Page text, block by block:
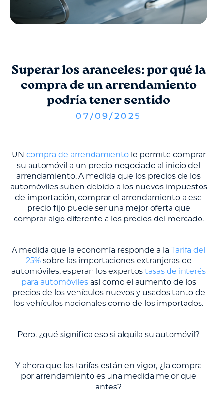
Superar los aranceles: por qué la
compra de un arrendamiento
podría tener sentido
07/ 09 / 2025
UN compra de arrendamientole permite comprar
su automóvil a un precio negociado al inicio del
arrendamiento. A medida que los precios de los
automóviles suben debido a los nuevos impuestos
de importación, comprar el arrendamiento a ese
precio fijo puede ser una mejor oferta que
comprar algo diferente a los precios del mercado.
A medida que la economía responde a la Tarifa del
25%sobre las importaciones extranjeras de
automóviles, esperan los expertos tasas de interés
para automóvilesasí como el aumento de los
precios de los vehículos nuevos y usados tanto de
los vehículos nacionales como de los importados.
Pero, ¿qué significa eso si alquila su automóvil?
Y ahora que las tarifas están en vigor, ¿la compra
por arrendamiento es una medida mejor que
antes?